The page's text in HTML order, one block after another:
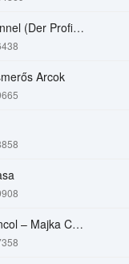
Le-Professionnel (Der Profi) – Chi Mai
Arcok
Mindenki Táncol – Majka Curtis, Péter Majoros